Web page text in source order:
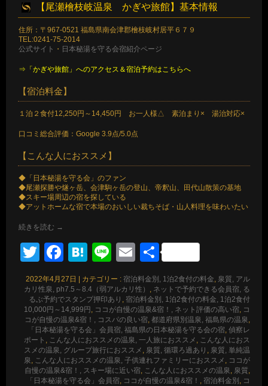
【尾瀬檜枝岐温泉 かぎや旅館】基本情報
住所：〒967-0521 福島県南会津郡檜枝岐村居平６７９
TEL:0241-75-2014
公式サイト ・ 日本秘湯を守る会宿紹介ページ
⇒「かぎや旅館」へのアクセス＆宿泊予約はこちらへ
【宿泊料金】
１泊２食付12,250円～14,450円 お一人様△ 素泊まり× 湯治対応×
口コミ総合評価：Google 3.9点/5.0点
【こんな人におススメ】
◆「日本秘湯を守る会」のファン
◆尾瀬探勝や燧ヶ岳、会津駒ヶ岳の登山、帝釈山、田代山散策の基地
◆スキー場周辺の宿を探している
◆アットホームな宿で本場のおいしい裁ちそば・山人料理を味わいたい
続きを読む →
TwitterFacebook
Hatena
LineEmail
共
有
2022年4月27日 カテゴリー : 宿泊料金別, 1泊2食付の料金, 泉質, アル
カリ性泉, ph7.5～8.4（弱アルカリ性） , ネットで予約できる会員宿, る
るぶ予約でスタンプ押印あり , 宿泊料金別, 1泊2食付の料金, 1泊2食付
10,000円～14,999円 , ココが自慢の温泉&宿！, ネット評価の高い宿, コ
コが自慢の温泉&宿！, コスパの良い宿, 都道府県別温泉, 福島県の温泉,
「日本秘湯を守る会」会員宿, 福島県の日本秘湯を守る会の宿, 偵察レ
ポート , こんな人におススメの温泉, 一人旅におススメ , こんな人におス
スメの温泉, グループ旅行におススメ , 泉質, 循環ろ過あり , 泉質, 単純温
泉, こんな人におススメの温泉, 子供連れファミリーにおススメ , ココが
自慢の温泉&宿！, スキー場に近い宿, こんな人におススメの温泉, 泉質,
「日本秘湯を守る会」会員宿, ココが自慢の温泉&宿！ , 宿泊料金別 , コ